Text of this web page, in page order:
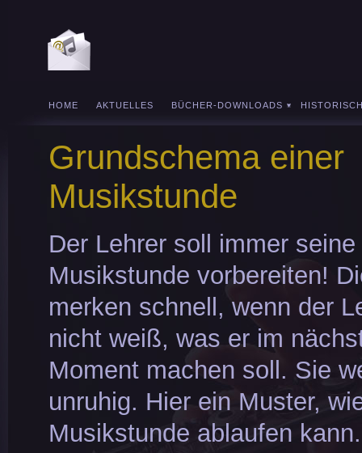
HOME AKTUELLES BÜCHER-DOWNLOADS
Grundschema einer
Musikstunde
Der Lehrer soll immer seine
Musikstunde vorbereiten!
merken schnell, wenn der
nicht weiß, was er im
Moment machen soll. Sie
unruhig. Hier ein Muster,
Musikstunde ablaufen kann.